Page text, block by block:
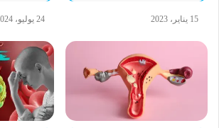
15 يناير، 2023 24 يوليو، 2024